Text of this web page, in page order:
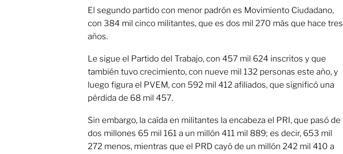
El segundo partido con menor padrón es Movimiento Ciudadano,
con 384 mil cinco militantes, que es dos mil 270 más que hace tres
años.
Le sigue el Partido del Trabajo, con 457 mil 624 inscritos y que
también tuvo crecimiento, con nueve mil 132 personas este año, y
luego figura el PVEM, con 592 mil 412 afiliados, que significó una
pérdida de 68 mil 457.
Sin embargo, la caída en militantes la encabeza el PRI, que pasó de
dos millones 65 mil 161 a un millón 411 mil 889; es decir, 653 mil
272 menos, mientras que el PRD cayó de un millón 242 mil 410 a